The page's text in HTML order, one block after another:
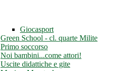
Giocasport
Green School - cl. quarte Milite
Primo soccorso
Noi bambini...come attori!
Uscite didattiche e gite